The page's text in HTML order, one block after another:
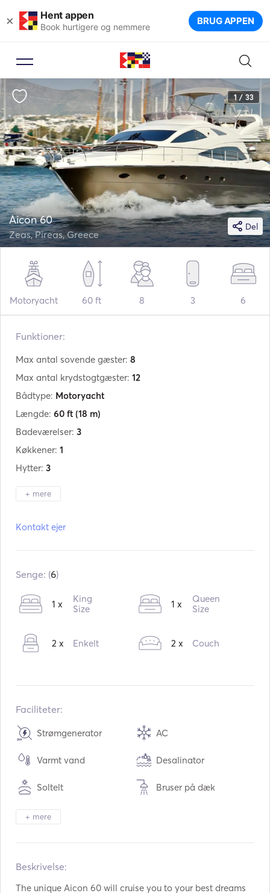
× Hent appen
Book hurtigere og nemmere BRUG APPEN
1 / 33
Del
Aicon 60
Zeas, Pireas, Greece
Motoryacht 60 ft 8 3 6
Funktioner:
Max antal sovende gæster: 8
Max antal krydstogtgæster: 12
Bådtype: Motoryacht
Længde: 60 ft (18 m)
Badeværelser: 3
Køkkener: 1
Hytter: 3
+ mere
Ombygning i:
Brændstoftype:Diesel
Vandkapacitet:1000
Kontakt ejer
Senge: (6)
1 x
King
Size
1 x
Queen
Size
2 x Enkelt 2 x Couch
Faciliteter:
Strømgenerator AC
Varmt vand Desalinator
Soltelt Bruser på dæk
Højttalere på dækket
Kikkerter
+ mere
Beskrivelse:
The unique Aicon 60 will cruise you to your best dreams